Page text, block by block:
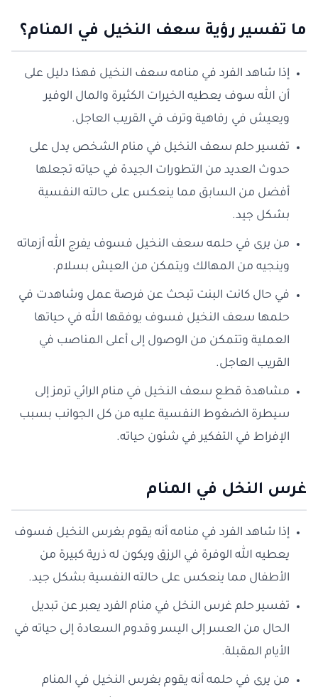
ما تفسير رؤية سعف النخيل في المنام؟
إذا شاهد الفرد في منامه سعف النخيل فهذا دليل على
أن الله سوف يعطيه الخيرات الكثيرة والمال الوفير
ويعيش في رفاهية وترف في القريب العاجل.
تفسير حلم سعف النخيل في منام الشخص يدل على
حدوث العديد من التطورات الجيدة في حياته تجعلها
أفضل من السابق مما ينعكس على حالته النفسية
بشكل جيد.
من يرى في حلمه سعف النخيل فسوف يفرج الله أزماته
وينجيه من المهالك ويتمكن من العيش بسلام.
في حال كانت البنت تبحث عن فرصة عمل وشاهدت في
حلمها سعف النخيل فسوف يوفقها الله في حياتها
العملية وتتمكن من الوصول إلى أعلى المناصب في
القريب العاجل.
مشاهدة قطع سعف النخيل في منام الرائي ترمز إلى
سيطرة الضغوط النفسية عليه من كل الجوانب بسبب
الإفراط في التفكير في شئون حياته.
غرس النخل في المنام
إذا شاهد الفرد في منامه أنه يقوم بغرس النخيل فسوف
يعطيه الله الوفرة في الرزق ويكون له ذرية كبيرة من
الأطفال مما ينعكس على حالته النفسية بشكل جيد.
تفسير حلم غرس النخل في منام الفرد يعبر عن تبديل
الحال من العسر إلى اليسر وقدوم السعادة إلى حياته في
الأيام المقبلة.
من يرى في حلمه أنه يقوم بغرس النخيل في المنام